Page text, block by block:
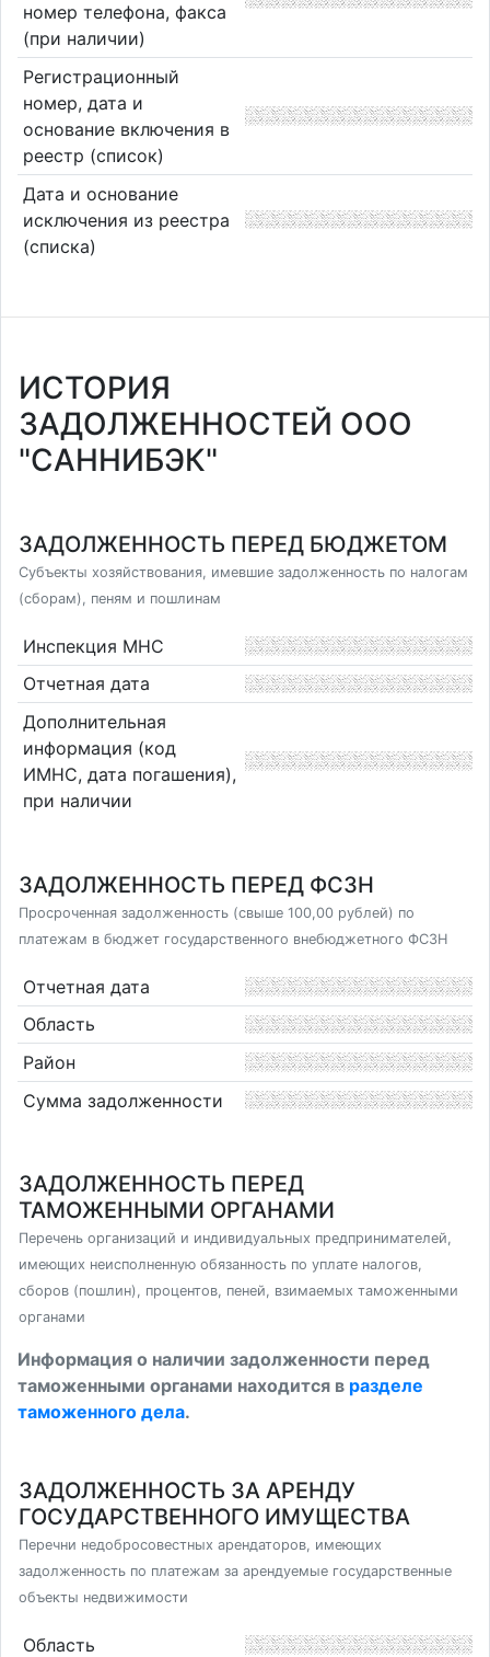
номер телефона, факса
(при наличии)
Регистрационный
номер, дата и
основание включения в
реестр (список)
Дата и основание
исключения из реестра
(списка)
ИСТОРИЯ
ЗАДОЛЖЕННОСТЕЙ ООО
"САННИБЭК"
ЗАДОЛЖЕННОСТЬ ПЕРЕД БЮДЖЕТОМ
Субъекты хозяйствования, имевшие задолженность по налогам
(сборам), пеням и пошлинам
Инспекция МНС
Отчетная дата
Дополнительная
информация (код
ИМНС, дата погашения),
при наличии
ЗАДОЛЖЕННОСТЬ ПЕРЕД ФСЗН
Просроченная задолженность (свыше 100,00 рублей) по
платежам в бюджет государственного внебюджетного ФСЗН
Отчетная дата
Область
Район
Сумма задолженности
ЗАДОЛЖЕННОСТЬ ПЕРЕД
ТАМОЖЕННЫМИ ОРГАНАМИ
Перечень организаций и индивидуальных предпринимателей,
имеющих неисполненную обязанность по уплате налогов,
сборов (пошлин), процентов, пеней, взимаемых таможенными
органами
Информация о наличии задолженности перед
таможенными органами находится в разделе
таможенного дела.
ЗАДОЛЖЕННОСТЬ ЗА АРЕНДУ
ГОСУДАРСТВЕННОГО ИМУЩЕСТВА
Перечни недобросовестных арендаторов, имеющих
задолженность по платежам за арендуемые государственные
объекты недвижимости
Область